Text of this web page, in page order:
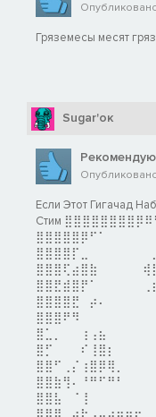
Гряземесы месят
Sugar'oк
Рекомендую
Если Этот Гигачад
Стим